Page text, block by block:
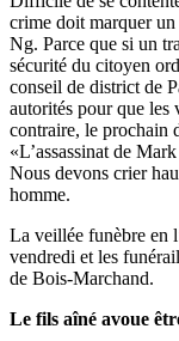
crime doit marquer
Ng. Parce que si un
sécurité du citoyen
conseil de district de
autorités pour que les
contraire, le prochain
«L’assassinat de
Nous devons crier
homme.
La veillée funèbre en
vendredi et les
de Bois-Marchand.
Le fils aîné avoue